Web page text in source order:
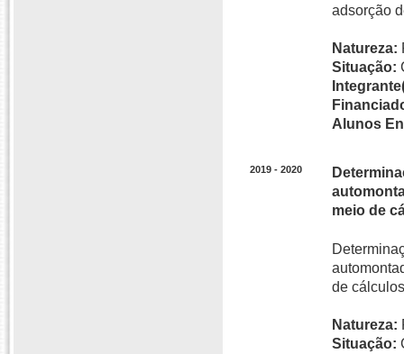
adsorção
Natureza:
Situação:
Alunos
2019 - 2020
meio de
de
Natureza:
Situação: